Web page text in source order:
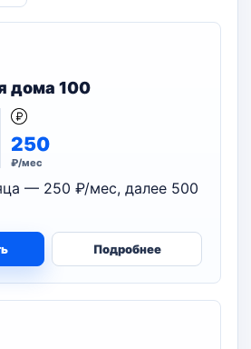
дома 100
250
₽/мес
— 250 ₽/мес, далее 500
Подробнее